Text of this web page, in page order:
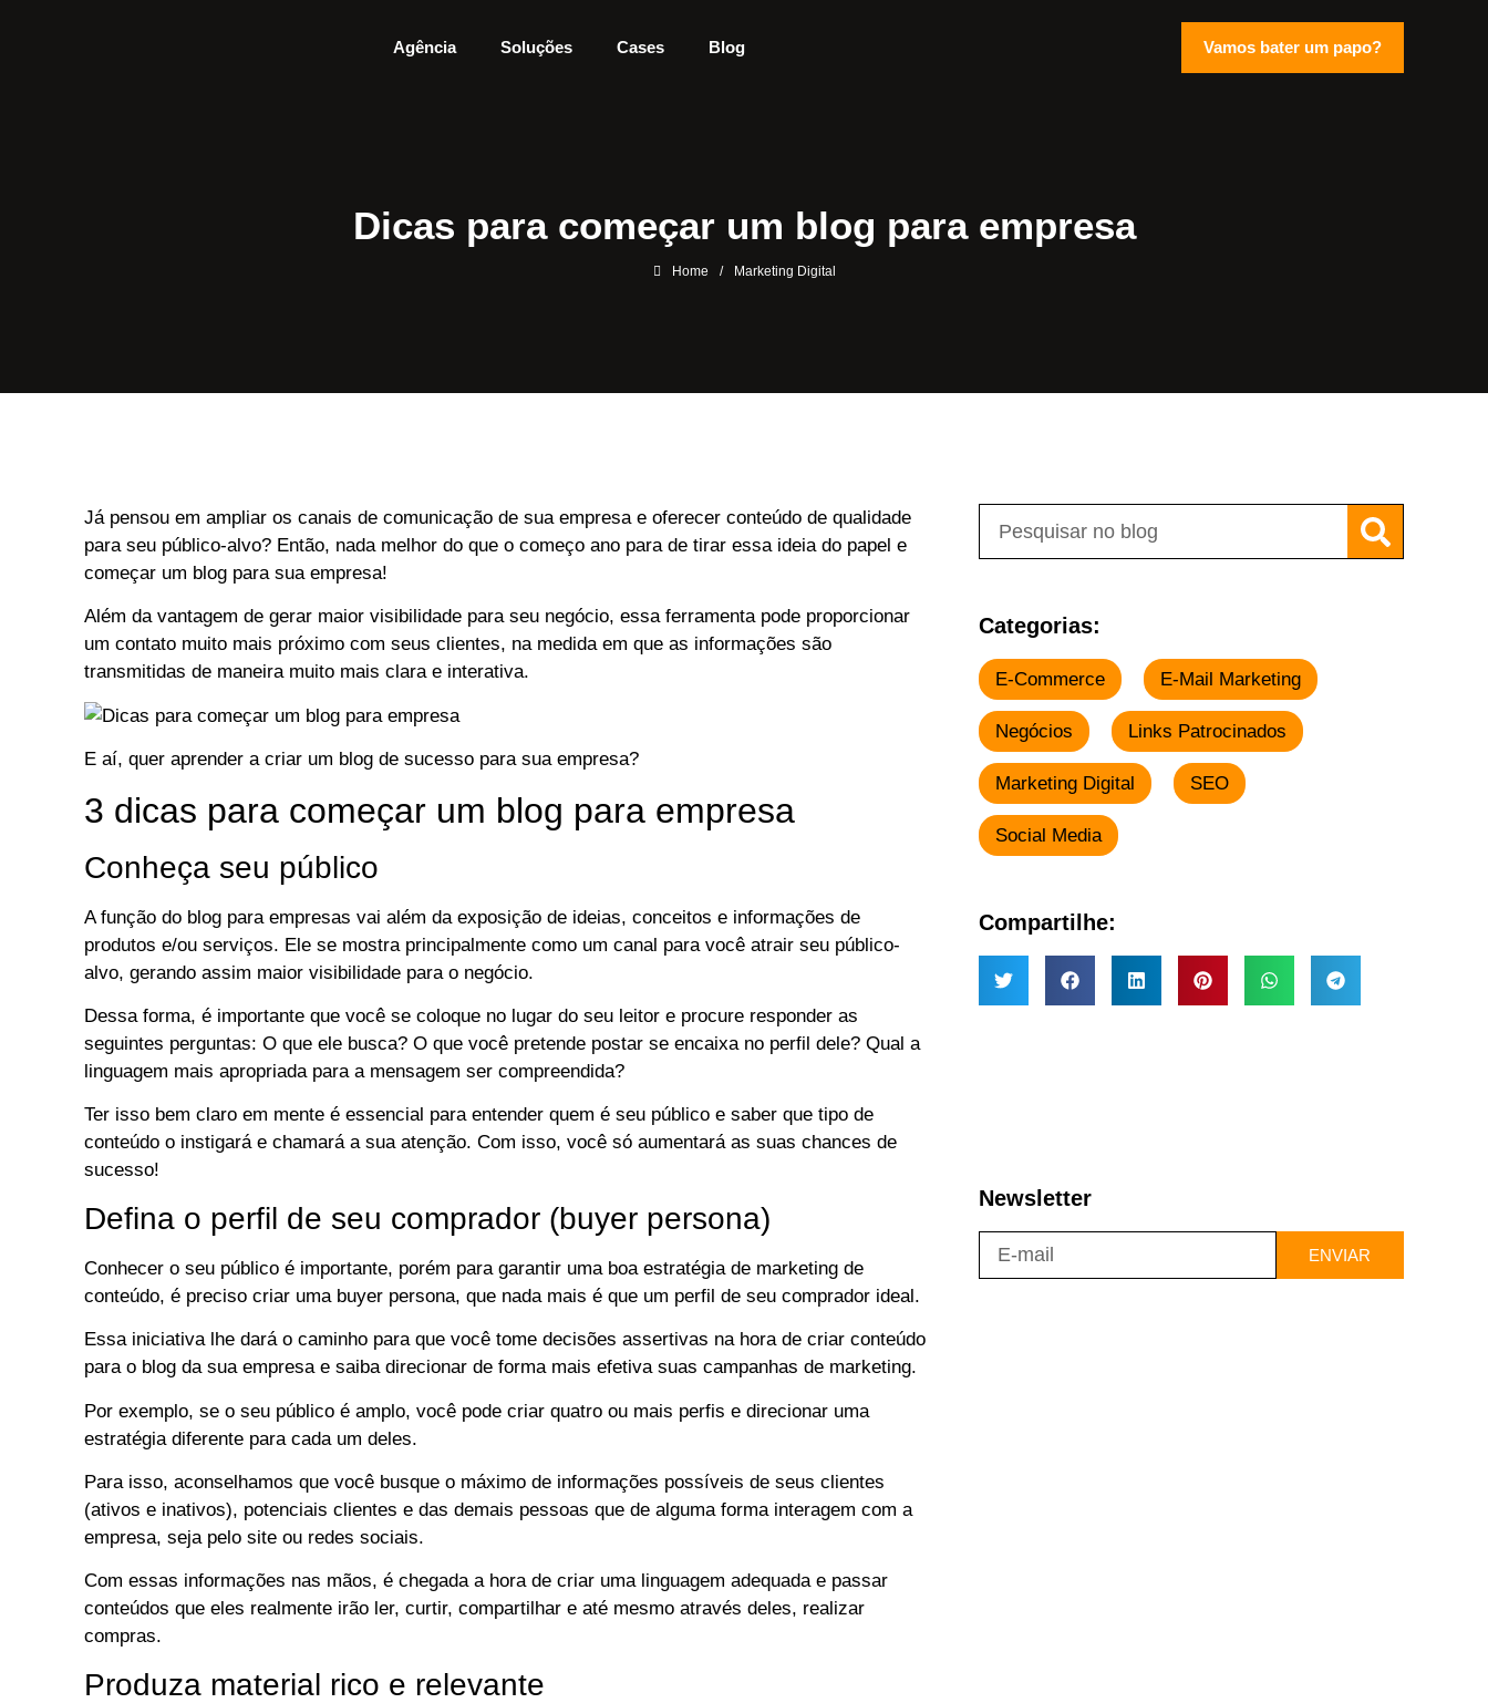
Agência Soluções Cases Blog Vamos bater um papo?
Dicas para começar um blog para empresa
Home / Marketing Digital
Já pensou em ampliar os canais de comunicação de sua empresa e oferecer conteúdo de qualidade
para seu público-alvo? Então, nada melhor do que o começo ano para de tirar essa ideia do papel e
começar um blog para sua empresa!
Além da vantagem de gerar maior visibilidade para seu negócio, essa ferramenta pode proporcionar
um contato muito mais próximo com seus clientes, na medida em que as informações são
transmitidas de maneira muito mais clara e interativa.
E aí, quer aprender a criar um blog de sucesso para sua empresa?
3 dicas para começar um blog para empresa
Conheça seu público
A função do blog para empresas vai além da exposição de ideias, conceitos e informações de
produtos e/ou serviços. Ele se mostra principalmente como um canal para você atrair seu público-
alvo, gerando assim maior visibilidade para o negócio.
Dessa forma, é importante que você se coloque no lugar do seu leitor e procure responder as
seguintes perguntas: O que ele busca? O que você pretende postar se encaixa no perfil dele? Qual a
linguagem mais apropriada para a mensagem ser compreendida?
Ter isso bem claro em mente é essencial para entender quem é seu público e saber que tipo de
conteúdo o instigará e chamará a sua atenção. Com isso, você só aumentará as suas chances de
sucesso!
Defina o perfil de seu comprador (buyer persona)
Conhecer o seu público é importante, porém para garantir uma boa estratégia de marketing de
conteúdo, é preciso criar uma buyer persona, que nada mais é que um perfil de seu comprador ideal.
Essa iniciativa lhe dará o caminho para que você tome decisões assertivas na hora de criar conteúdo
para o blog da sua empresa e saiba direcionar de forma mais efetiva suas campanhas de marketing.
Por exemplo, se o seu público é amplo, você pode criar quatro ou mais perfis e direcionar uma
estratégia diferente para cada um deles.
Para isso, aconselhamos que você busque o máximo de informações possíveis de seus clientes
(ativos e inativos), potenciais clientes e das demais pessoas que de alguma forma interagem com a
empresa, seja pelo site ou redes sociais.
Com essas informações nas mãos, é chegada a hora de criar uma linguagem adequada e passar
conteúdos que eles realmente irão ler, curtir, compartilhar e até mesmo através deles, realizar
compras.
Produza material rico e relevante
Categorias:
E-Commerce E-Mail Marketing
Negócios Links Patrocinados
Marketing Digital SEO
Social Media
Compartilhe:
Newsletter
ENVIAR